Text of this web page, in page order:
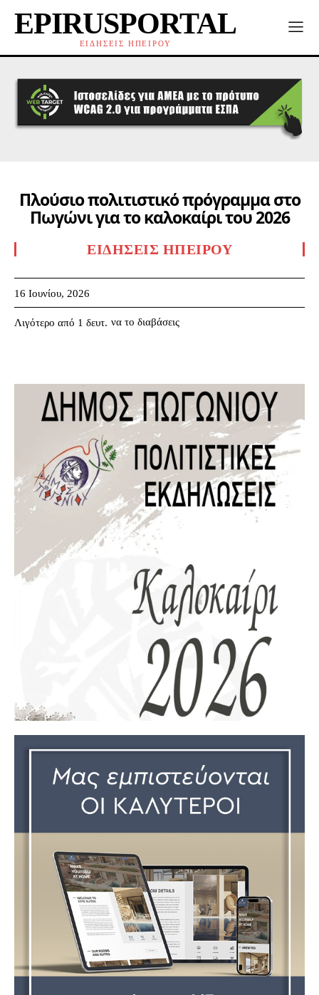
EPIRUSPORTAL
ΕΙΔΗΣΕΙΣ ΗΠΕΙΡΟΥ
Πλούσιο πολιτιστικό πρόγραμμα στο
Πωγώνι για το καλοκαίρι του 2026
ΕΙΔΉΣΕΙΣ ΗΠΕΊΡΟΥ
16 Ιουνίου, 2026
Λιγότερο από 1 δευτ. να το διαβάσεις